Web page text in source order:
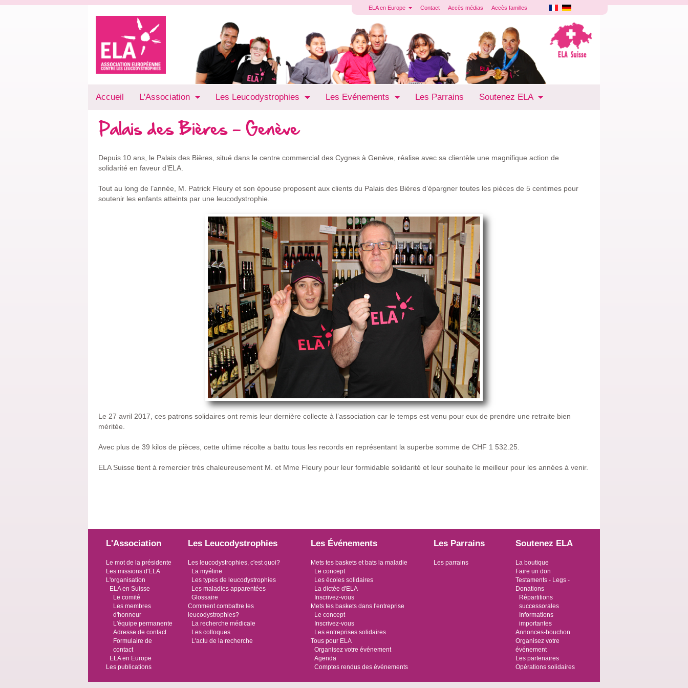
ELA en Europe Contact Accès médias Accès familles
Accueil L'Association Les Leucodystrophies Les Evénements Les Parrains Soutenez ELA
Palais des Bières - Genève
Depuis 10 ans, le Palais des Bières, situé dans le centre commercial des Cygnes à Genève, réalise avec sa clientèle une magnifique action de
solidarité en faveur d’ELA.
Tout au long de l’année, M. Patrick Fleury et son épouse proposent aux clients du Palais des Bières d’épargner toutes les pièces de 5 centimes pour
soutenir les enfants atteints par une leucodystrophie.
Le 27 avril 2017, ces patrons solidaires ont remis leur dernière collecte à l’association car le temps est venu pour eux de prendre une retraite bien
méritée.
Avec plus de 39 kilos de pièces, cette ultime récolte a battu tous les records en représentant la superbe somme de CHF 1 532.25.
ELA Suisse tient à remercier très chaleureusement M. et Mme Fleury pour leur formidable solidarité et leur souhaite le meilleur pour les années à venir.
L'Association
Le mot de la présidente
Les missions d'ELA
L'organisation
ELA en Suisse
Le comité
Les membres
d'honneur
L'équipe permanente
Adresse de contact
Formulaire de
contact
ELA en Europe
Les publications
Les Leucodystrophies
Les leucodystrophies, c'est quoi?
La myéline
Les types de leucodystrophies
Les maladies apparentées
Glossaire
Comment combattre les
leucodystrophies?
La recherche médicale
Les colloques
L'actu de la recherche
Les Événements
Mets tes baskets et bats la maladie
Le concept
Les écoles solidaires
La dictée d'ELA
Inscrivez-vous
Mets tes baskets dans l'entreprise
Le concept
Inscrivez-vous
Les entreprises solidaires
Tous pour ELA
Organisez votre événement
Agenda
Comptes rendus des événements
Les Parrains
Les parrains
Soutenez ELA
La boutique
Faire un don
Testaments - Legs -
Donations
Répartitions
successorales
Informations
importantes
Annonces-bouchon
Organisez votre
événement
Les partenaires
Opérations solidaires